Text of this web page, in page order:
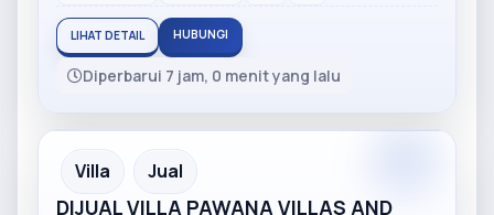
LIHAT DETAIL HUBUNGI
Diperbarui 7 jam, 0 menit yang lalu
Partner Ad
Villa Jual
DIJUAL VILLA PAWANA VILLAS AND